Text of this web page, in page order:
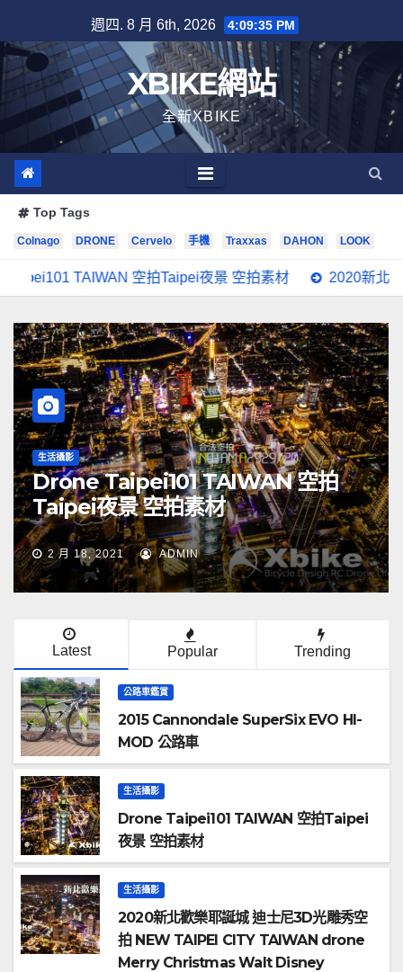
to
content
週四. 8 月 6th, 2026 4:09:36 PM
XBIKE網站
全新XBIKE
Top Tags
Colnago DRONE Cervelo 手機 Traxxas DAHON LOOK
空拍Taipei夜景 空拍素材 2020新北歡樂耶誕城 迪士
生活攝影
2020新北歡樂耶誕城 迪士尼3D光雕
秀空拍 NEW TAIPEI CITY
TAIWAN drone Merry
Christmas Walt Disney TAIWAN
2 月 18, 2021 ADMIN
Latest Popular Trending
公路車鑑賞
2015 Cannondale SuperSix EVO HI-
MOD 公路車
生活攝影
Drone Taipei101 TAIWAN 空拍Taipei
夜景 空拍素材
生活攝影
2020新北歡樂耶誕城 迪士尼3D光雕秀空
拍 NEW TAIPEI CITY TAIWAN drone
Merry Christmas Walt Disney